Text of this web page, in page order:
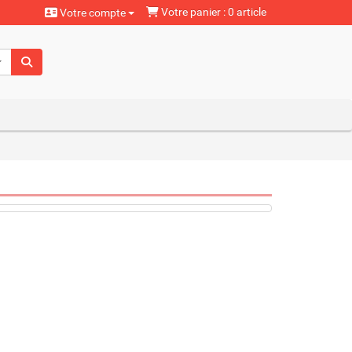
Votre compte Votre panier : 0 article